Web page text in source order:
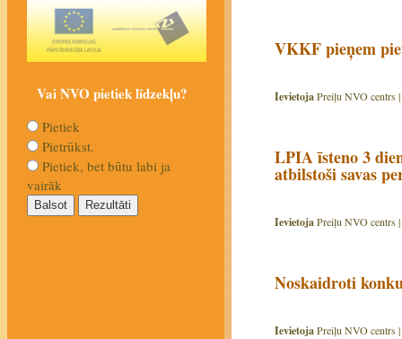
VKKF pieņem
IevietojaPreiļu NVO centrs |
LPIA īsteno 3
atbilstoši savas
IevietojaPreiļu NVO centrs |
Noskaidroti
IevietojaPreiļu NVO centrs |
Vai NVO pietiek līdzekļu?
Pietiek
Pietrūkst.
Pietiek, bet būtu labi ja
vairāk